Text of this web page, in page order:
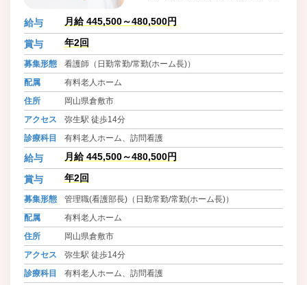
工呼吸器管理といった専門的な看護
スキルを深めることができます。ま
援は、安心して長くキャリアを築き
たい方に最適な環境です。
給与 月給 445,500～480,500円
賞与 年2回
募集形態
看護師（日勤常勤/常勤(ホーム長)）
配属
有料老人ホーム
住所
岡山県倉敷市
アクセス
弥生駅 徒歩14分
診療科目
有料老人ホーム、訪問看護
給与 月給 445,500～480,500円
賞与 年2回
募集形態
管理職(看護部長)（日勤常勤/常勤(ホーム長)）
配属
有料老人ホーム
住所
岡山県倉敷市
アクセス
弥生駅 徒歩14分
診療科目
有料老人ホーム、訪問看護